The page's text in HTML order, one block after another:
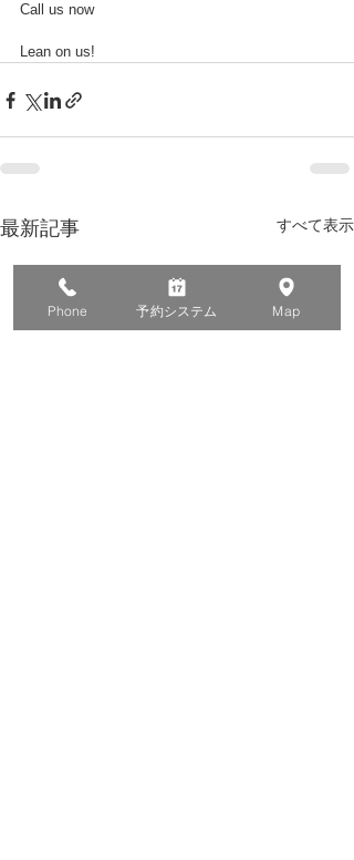
Call us now
Lean on us!
最新記事 すべて表示
Phone 予約システム Map